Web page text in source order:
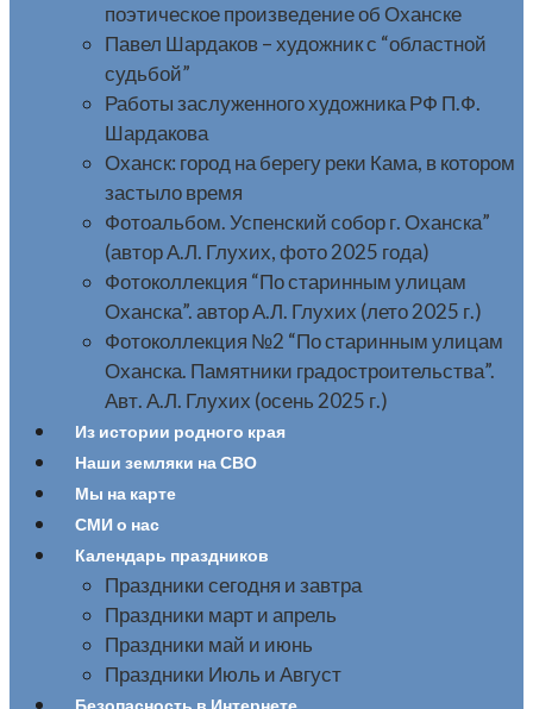
поэтическое произведение об Оханске
Павел Шардаков – художник с “областной
судьбой”
Работы заслуженного художника РФ П.Ф.
Шардакова
Оханск: город на берегу реки Кама, в котором
застыло время
Фотоальбом. Успенский собор г. Оханска”
(автор А.Л. Глухих, фото 2025 года)
Фотоколлекция “По старинным улицам
Оханска”. автор А.Л. Глухих (лето 2025 г.)
Фотоколлекция №2 “По старинным улицам
Оханска. Памятники градостроительства”.
Авт. А.Л. Глухих (осень 2025 г.)
Из истории родного края
Наши земляки на СВО
Мы на карте
СМИ о нас
Календарь праздников
Праздники сегодня и завтра
Праздники март и апрель
Праздники май и июнь
Праздники Июль и Август
Безопасность в Интернете